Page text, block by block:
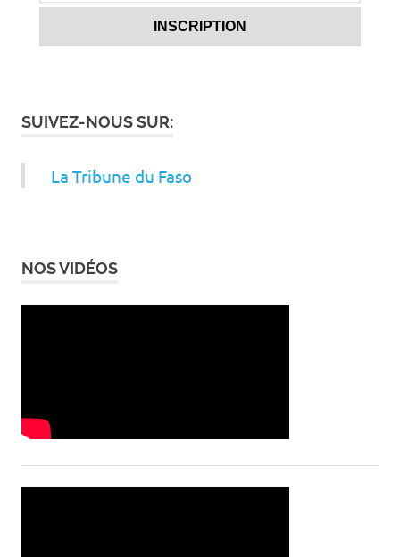
SUIVEZ-NOUS SUR:
La Tribune du Faso
NOS VIDÉOS